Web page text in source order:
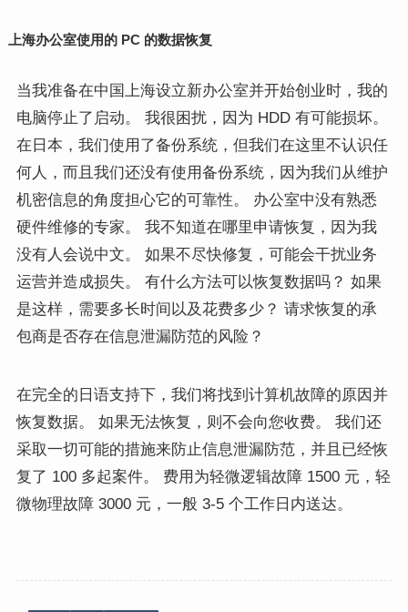
上海办公室使用的 PC 的数据恢复
当我准备在中国上海设立新办公室并开始创业时，我的
电脑停止了启动。 我很困扰，因为 HDD 有可能损坏。
在日本，我们使用了备份系统，但我们在这里不认识任
何人，而且我们还没有使用备份系统，因为我们从维护
机密信息的角度担心它的可靠性。 办公室中没有熟悉
硬件维修的专家。 我不知道在哪里申请恢复，因为我
没有人会说中文。 如果不尽快修复，可能会干扰业务
运营并造成损失。 有什么方法可以恢复数据吗？ 如果
是这样，需要多长时间以及花费多少？ 请求恢复的承
包商是否存在信息泄漏防范的风险？
在完全的日语支持下，我们将找到计算机故障的原因并
恢复数据。 如果无法恢复，则不会向您收费。 我们还
采取一切可能的措施来防止信息泄漏防范，并且已经恢
复了 100 多起案件。 费用为轻微逻辑故障 1500 元，轻
微物理故障 3000 元，一般 3-5 个工作日内送达。